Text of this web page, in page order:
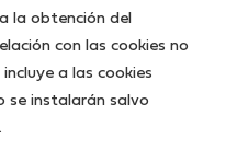
la obtención del
con las cookies no
a las cookies
se instalarán salvo